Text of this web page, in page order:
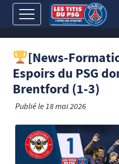
[News-
Espoirs du PSG
Brentford (1-3)
Publié le18 mai 2026